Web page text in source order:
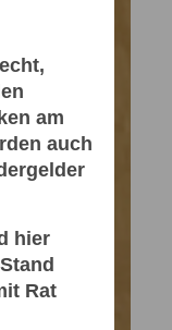
am
auch
hier
Rat